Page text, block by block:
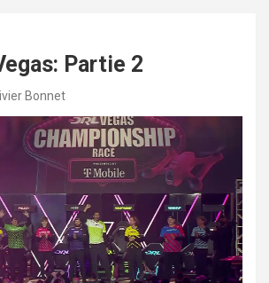
Partie 2
Bonnet